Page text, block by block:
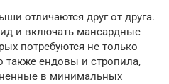
отличаются друг от друга.
и включать мансардные
потребуются не только
также ендовы и стропила,
в минимальных